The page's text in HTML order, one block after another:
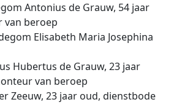
Antonius de Grauw, 54 jaar
van beroep
Elisabeth Maria Josephina
Hubertus de Grauw, 23 jaar
van beroep
Zeeuw, 23 jaar oud, dienstbode